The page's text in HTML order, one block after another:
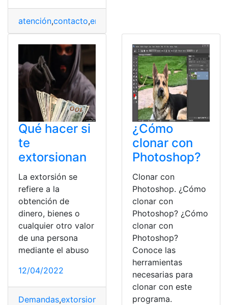
atención,contacto,emails
Qué hacer si
te
extorsionan
La extorsión se
refiere a la
obtención de
dinero, bienes o
cualquier otro valor
de una persona
mediante el abuso
12/04/2022
Demandas,extorsionan funcionarios,Obtención
¿Cómo
clonar con
Photoshop?
Clonar con
Photoshop. ¿Cómo
clonar con
Photoshop? ¿Cómo
clonar con
Photoshop?
Conoce las
herramientas
necesarias para
clonar con este
programa.